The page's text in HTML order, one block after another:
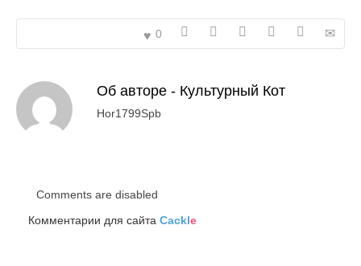
0
Об авторе - Культурный Кот
Hor1799Spb
Comments are disabled
Комментарии для сайта Cackle